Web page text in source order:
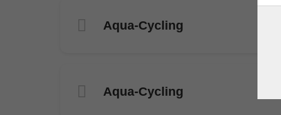
Aqua-Cycling
Aqua-Cycling